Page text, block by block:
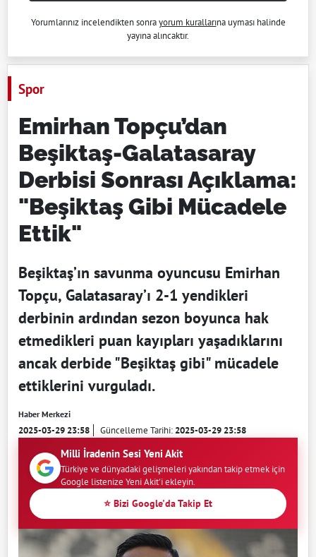
Yorumlarınız incelendikten sonrayorum kurallarına uyması halinde
yayına alıncaktır.
Spor
Emirhan Topçu’dan
Beşiktaş-Galatasaray
Derbisi Sonrası Açıklama:
"Beşiktaş Gibi Mücadele
Ettik"
Beşiktaş’ın savunma oyuncusu Emirhan
Topçu, Galatasaray’ı 2-1 yendikleri
derbinin ardından sezon boyunca hak
etmedikleri puan kayıpları yaşadıklarını
ancak derbide "Beşiktaş gibi" mücadele
ettiklerini vurguladı.
Haber Merkezi
2025-03-29 23:58 Güncelleme Tarihi:2025-03-29 23:58
Milli İradenin Sesi Yeni Akit
Türkiye ve dünyadaki gelişmeleri yakından takip etmek için
Google listenize Yeni Akit'i ekleyin.
⭐ Bizi Google'da Takip Et